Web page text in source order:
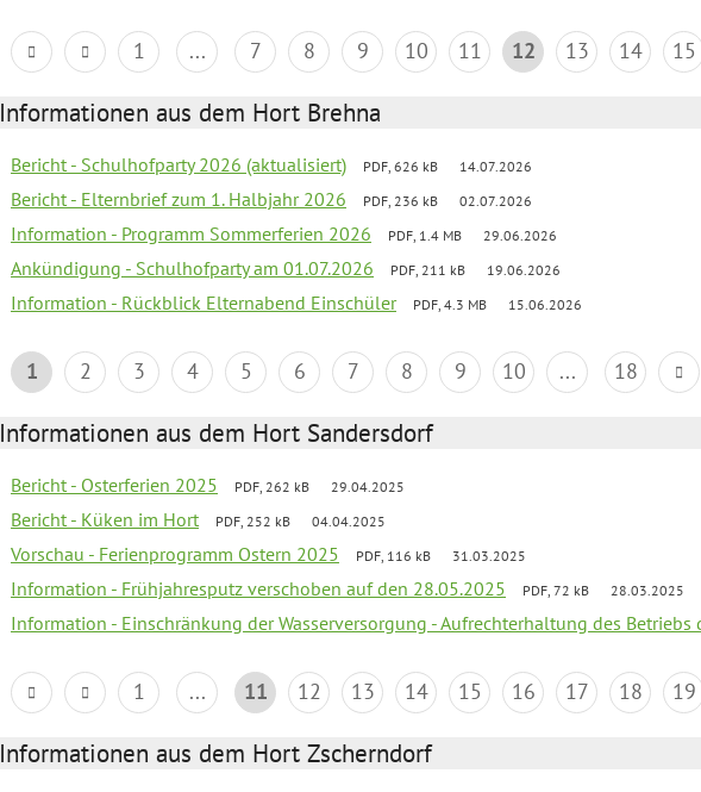
1 ... 7 8 9 10 11 12 13 14 15
Informationen aus dem Hort Brehna
Bericht - Schulhofparty 2026 (aktualisiert) PDF, 626 kB 14.07.2026
Bericht - Elternbrief zum 1. Halbjahr 2026 PDF, 236 kB 02.07.2026
Information - Programm Sommerferien 2026 PDF, 1.4 MB 29.06.2026
Ankündigung - Schulhofparty am 01.07.2026 PDF, 211 kB 19.06.2026
Information - Rückblick Elternabend Einschüler PDF, 4.3 MB 15.06.2026
1 2 3 4 5 6 7 8 9 10 ... 18
Informationen aus dem Hort Sandersdorf
Bericht - Osterferien 2025 PDF, 262 kB 29.04.2025
Bericht - Küken im Hort PDF, 252 kB 04.04.2025
Vorschau - Ferienprogramm Ostern 2025 PDF, 116 kB 31.03.2025
Information - Frühjahresputz verschoben auf den 28.05.2025 PDF, 72 kB 28.03.2025
Information - Einschränkung der Wasserversorgung - Aufrechterhaltung des Betriebs
1 ... 11 12 13 14 15 16 17 18 19
Informationen aus dem Hort Zscherndorf